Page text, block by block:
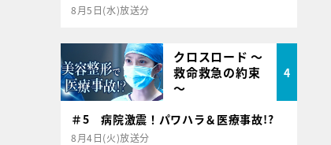
8月5日(水)放送分
クロスロード ～
救命救急の約束
～
4
＃5 病院激震！パワハラ＆医療事故!?
8月4日(火)放送分